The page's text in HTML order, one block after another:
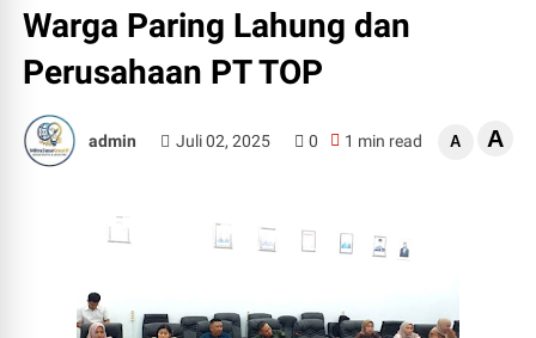
Warga Paring Lahung dan
Perusahaan PT TOP
admin Juli 02, 2025 0 1 min read A A